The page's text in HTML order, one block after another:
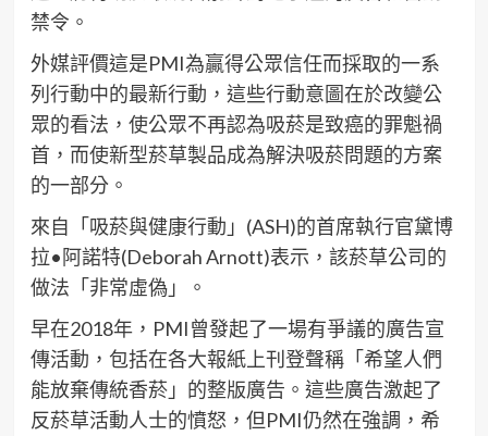
禁令。
外媒評價這是PMI為贏得公眾信任而採取的一系
列行動中的最新行動，這些行動意圖在於改變公
眾的看法，使公眾不再認為吸菸是致癌的罪魁禍
首，而使新型菸草製品成為解決吸菸問題的方案
的一部分。
來自「吸菸與健康行動」(ASH)的首席執行官黛博
拉•阿諾特(Deborah Arnott)表示，該菸草公司的
做法「非常虛偽」。
早在2018年，PMI曾發起了一場有爭議的廣告宣
傳活動，包括在各大報紙上刊登聲稱「希望人們
能放棄傳統香菸」的整版廣告。這些廣告激起了
反菸草活動人士的憤怒，但PMI仍然在強調，希